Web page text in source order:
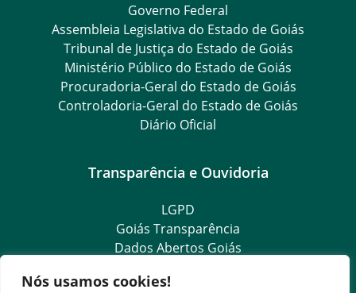
Nós usamos cookies!
Governo Federal
Assembleia Legislativa do Estado de Goiás
Tribunal de Justiça do Estado de Goiás
Ministério Público do Estado de Goiás
Procuradoria-Geral do Estado de Goiás
Controladoria-Geral do Estado de Goiás
Diário Oficial
Transparência e Ouvidoria
LGPD
Goiás Transparência
Dados Abertos Goiás
e-SIC – Serviço Eletrônico de Informação ao Cidadão